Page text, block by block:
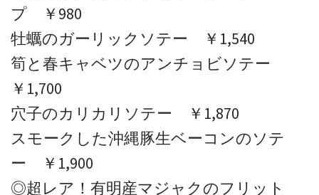
プ ￥980
牡蠣のガーリックソテー ￥1,540
筍と春キャベツのアンチョビソテー
￥1,700
穴子のカリカリソテー ￥1,870
スモークした沖縄豚生ベーコンのソテ
ー ￥1,900
◎超レア！有明産マジャクのフリット